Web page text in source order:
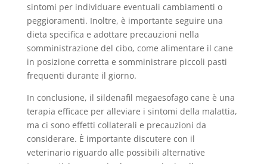
sintomi per individuare eventuali cambiamenti o
peggioramenti. Inoltre, è importante seguire una
dieta specifica e adottare precauzioni nella
somministrazione del cibo, come alimentare il cane
in posizione corretta e somministrare piccoli pasti
frequenti durante il giorno.
In conclusione, il sildenafil megaesofago cane è una
terapia efficace per alleviare i sintomi della malattia,
ma ci sono effetti collaterali e precauzioni da
considerare. È importante discutere con il
veterinario riguardo alle possibili alternative